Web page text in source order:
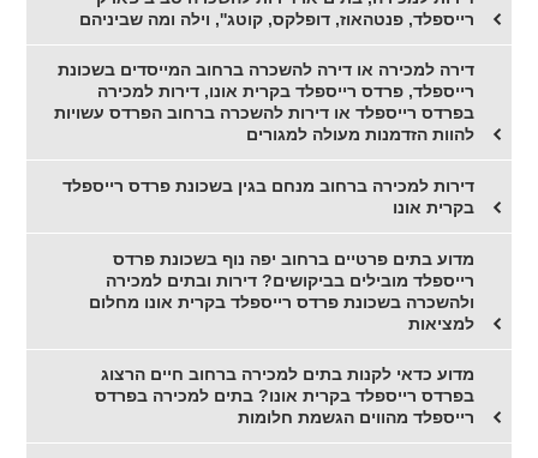
רייספלד, פנטהאוז, דופלקס, קוטג'', וילה ומה שביניהם
דירה למכירה או דירה להשכרה ברחוב המייסדים בשכונת
רייספלד, פרדס רייספלד בקרית אונו, דירות למכירה
בפרדס רייספלד או דירות להשכרה ברחוב הפרדס עשויות
להוות הזדמנות מעולה למגורים
דירות למכירה ברחוב מנחם בגין בשכונת פרדס רייספלד
בקרית אונו
מדוע בתים פרטיים ברחוב יפה נוף בשכונת פרדס
רייספלד מובילים בביקושים? דירות ובתים למכירה
ולהשכרה בשכונת פרדס רייספלד בקרית אונו מחלום
למציאות
מדוע כדאי לקנות בתים למכירה ברחוב חיים הרצוג
בפרדס רייספלד בקרית אונו? בתים למכירה בפרדס
רייספלד מהווים הגשמת חלומות